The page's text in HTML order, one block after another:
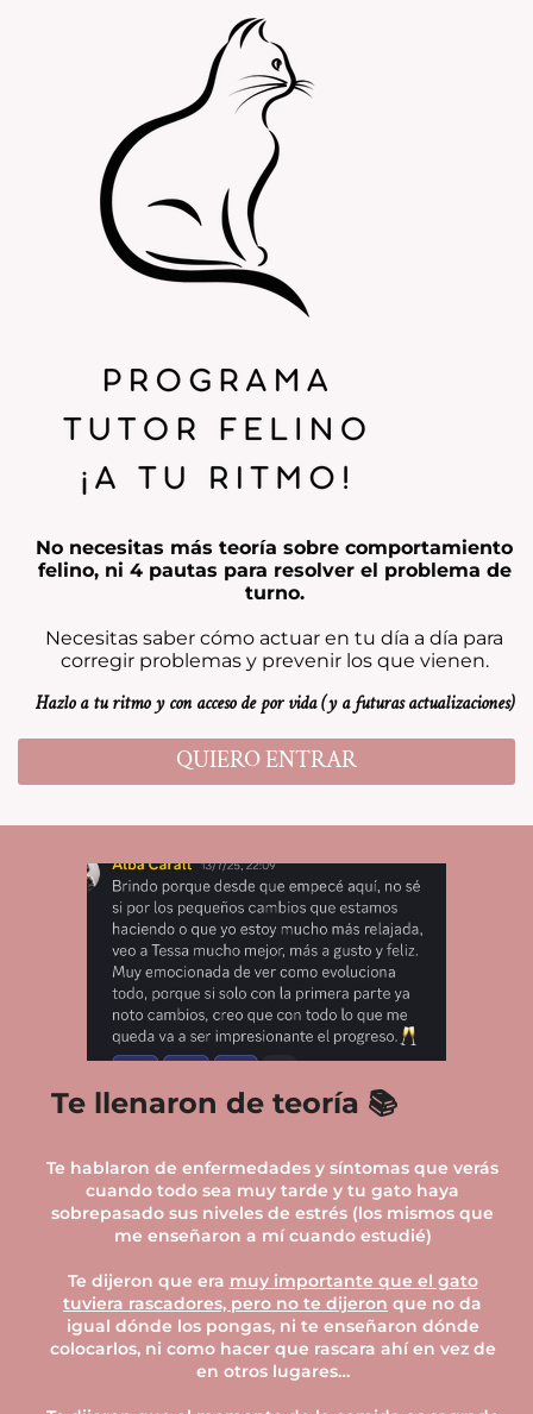
No necesitas más teoría sobre comportamiento
felino, ni 4 pautas para resolver el problema de
turno.
Necesitas saber cómo actuar en tu día a día para
corregir problemas y prevenir los que vienen.
Hazlo a tu ritmo y con acceso de por vida (y a futuras actualizaciones)
QUIERO ENTRAR
Te llenaron de teoría 📚
Te hablaron de enfermedades y síntomas que verás
cuando todo sea muy tarde y tu gato haya
sobrepasado sus niveles de estrés (los mismos que
me enseñaron a mí cuando estudié)
Te dijeron que era muy importante que el gato
tuviera rascadores, pero no te dijeron que no da
igual dónde los pongas, ni te enseñaron dónde
colocarlos, ni como hacer que rascara ahí en vez de
en otros lugares…